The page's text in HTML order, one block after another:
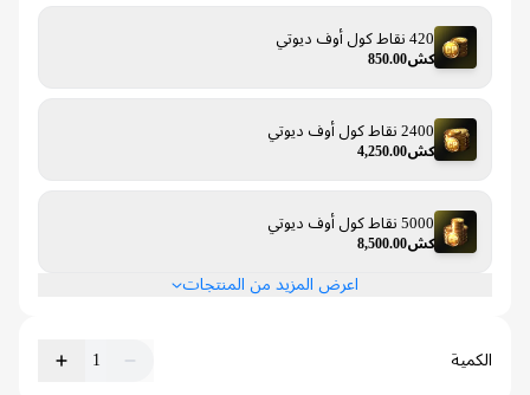
420 نقاط كول أوف ديوتي
كش850.00
2400 نقاط كول أوف ديوتي
كش4,250.00
5000 نقاط كول أوف ديوتي
كش8,500.00
اعرض المزيد من المنتجات